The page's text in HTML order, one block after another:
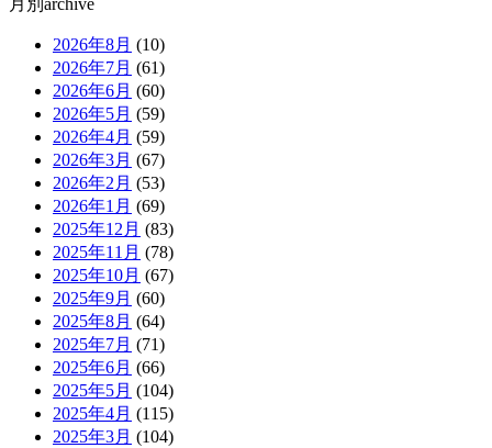
2026年8月 (10)
2026年7月 (61)
2026年6月 (60)
2026年5月 (59)
2026年4月 (59)
2026年3月 (67)
2026年2月 (53)
2026年1月 (69)
2025年12月 (83)
2025年11月 (78)
2025年10月 (67)
2025年9月 (60)
2025年8月 (64)
2025年7月 (71)
2025年6月 (66)
2025年5月 (104)
2025年4月 (115)
2025年3月 (104)